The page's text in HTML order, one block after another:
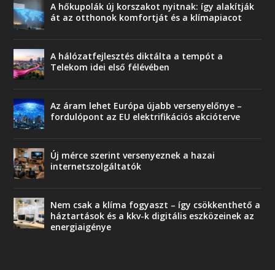
A hőkupolák új korszakot nyitnak: így alakítják
át az otthonok komfortját és a klímapiacot
A hálózatfejlesztés diktálta a tempót a
Telekom idei első félévében
Az áram lehet Európa újabb versenyelőnye –
fordulópont az EU elektrifikációs akcióterve
Új mérce szerint versenyeznek a hazai
internetszolgáltatók
Nem csak a klíma fogyaszt – így csökkenthető a
háztartások és a kkv-k digitális eszközeinek az
energiaigénye